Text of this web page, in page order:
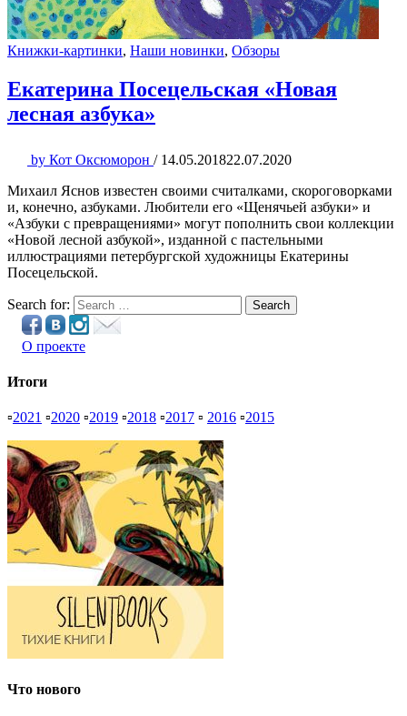
Книжки-картинки, Наши новинки, Обзоры
Екатерина Посецельская «Новая
лесная азбука»
by Кот Оксюморон / 14.05.201822.07.2020
Михаил Яснов известен своими считалками, скороговорками
и, конечно, азбуками. Любители его «Щенячьей азбуки» и
«Азбуки с превращениями» могут пополнить свои коллекции
«Новой лесной азбукой», изданной с пастельными
иллюстрациями петербургской художницы Екатерины
Посецельской.
Search for: Search
О проекте
Итоги
▫2021 ▫2020 ▫2019 ▫2018 ▫2017 ▫ 2016 ▫2015
Что нового